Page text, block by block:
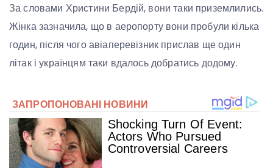
За словами Христини Бердій, вони таки приземлились.
Жінка зазначила, що в аеропорту вони пробули кілька
годин, після чого авіаперевізник прислав ще один
літак і українцям таки вдалось добратись додому.